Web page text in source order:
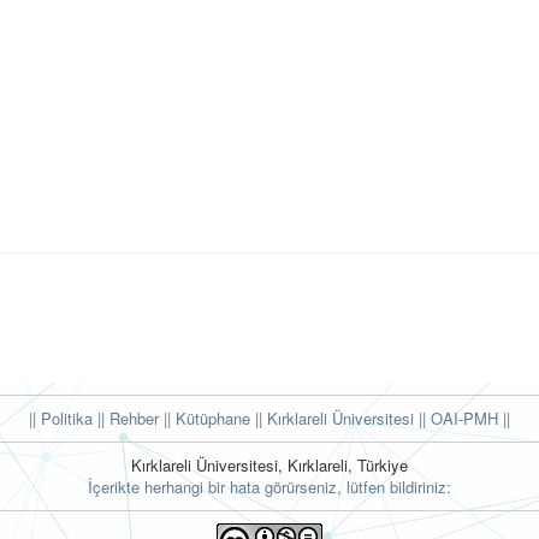
|| Politika || Rehber|| Kütüphane || Kırklareli Üniversitesi || OAI-PMH ||
Kırklareli Üniversitesi, Kırklareli, Türkiye
İçerikte herhangi bir hata görürseniz, lütfen bildiriniz: